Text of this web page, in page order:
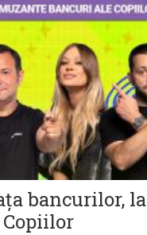
bancurilor, la